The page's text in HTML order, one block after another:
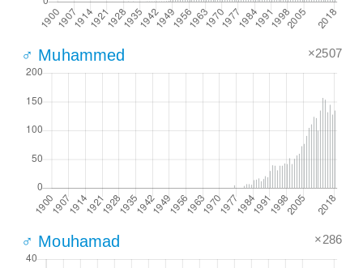
♂ Muhammed ×2507
♂ Mouhamad ×286